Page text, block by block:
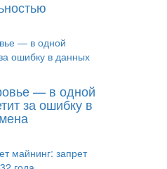
— в одной
за ошибку в